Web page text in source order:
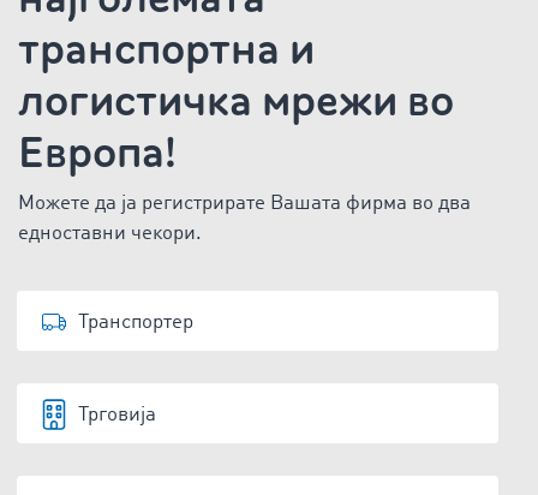
транспортна и
логистичка мрежи во
Европа!
Можете да ја регистрирате Вашата фирма во два
едноставни чекори.
Транспортер
Трговија